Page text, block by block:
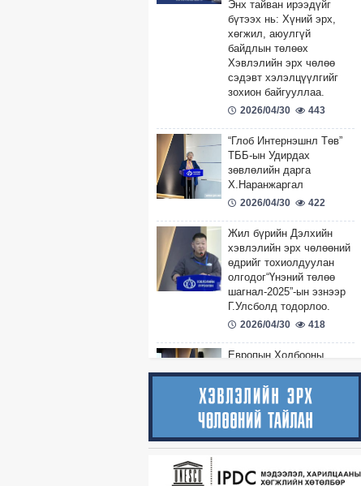
Энх тайван ирээдүйг
бүтээх нь: Хүний эрх,
хөгжил, аюулгүй
байдлын төлөөх
Хэвлэлийн эрх чөлөө
сэдэвт хэлэлцүүлгийг
зохион байгууллаа.
2026/04/30 443
“Глоб Интернэшнл Төв”
ТББ-ын Удирдах
зөвлөлийн дарга
Х.Наранжаргал
2026/04/30 422
Жил бүрийн Дэлхийн
хэвлэлийн эрх чөлөөний
өдрийг тохиолдуулан
олгодог“Үнэний төлөө
шагнал-2025”-ын эзнээр
Г.Улсболд тодорлоо.
2026/04/30 418
Европын Холбооны
Элчин Сайд Ина
Марчюлёните -
Нээлтийн үг
2026/04/30 385
Огцруулах нь төгсгөл биш
2026/03/11